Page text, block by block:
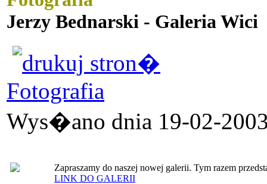
Jerzy Bednarski - Galeria Wici
Fotografia
Wys�ano dnia 19-02-
Zapraszamy do naszej nowej galerii. Tym razem
LINK DO GALERII